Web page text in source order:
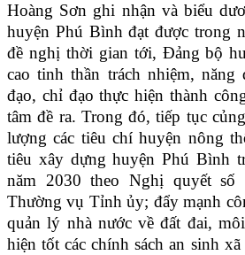
Hoàng Sơn ghi nhận và biểu
huyện Phú Bình đạt được trong
đề nghị thời gian tới, Đảng bộ
cao tinh thần trách nhiệm, năng
đạo, chỉ đạo thực hiện thành
tâm đề ra. Trong đó, tiếp tục
lượng các tiêu chí huyện nông
tiêu xây dựng huyện Phú Bình
năm 2030 theo Nghị quyết số
Thường vụ Tỉnh ủy; đẩy mạnh
quản lý nhà nước về đất đai,
hiện tốt các chính sách an sinh